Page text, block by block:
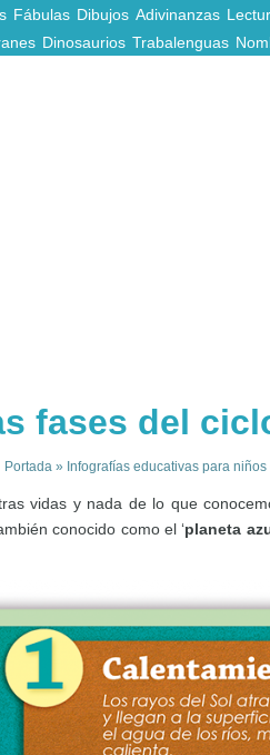
Fábulas Dibujos Adivinanzas
Dinosaurios Trabalenguas
fases del
Portada» Infografías educativas para
vidas y nada de lo que
conocido como el ‘planeta